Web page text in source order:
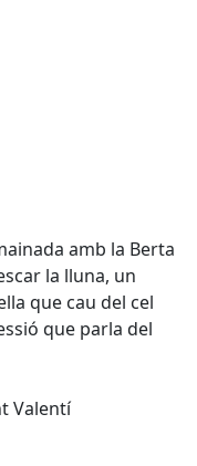
amb la Berta
la lluna, un
que cau del cel
que parla del
Valentí